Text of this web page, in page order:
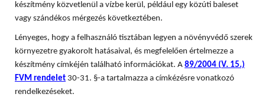
készítmény közvetlenül a vízbe kerül, például egy közúti baleset
vagy szándékos mérgezés következtében.
Lényeges, hogy a felhasználó tisztában legyen a növényvédő szerek
környezetre gyakorolt hatásaival, és megfelelően értelmezze a
készítmény címkéjén található információkat. A 89/2004 (V. 15.)
FVM rendelet 30-31. §-a tartalmazza a címkézésre vonatkozó
rendelkezéseket.